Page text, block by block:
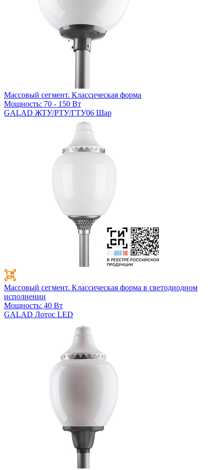
Массовый сегмент. Классическая форма
Мощность: 70 - 150 Вт
GALAD ЖТУ/РТУ/ГТУ06 Шар
Массовый сегмент. Классическая форма в светодиодном
исполнении
Мощность: 40 Вт
GALAD Лотос LED